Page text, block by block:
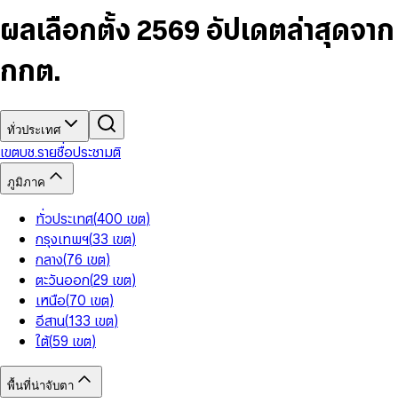
7
8
5
6
8
9
6
7
9
5
6
8
9
9
ผลเลือกตั้ง 2569 อัปเดตล่าสุดจาก
กกต.
ทั่วประเทศ
เขตบช.รายชื่อประชามติ
ภูมิภาค
ทั่วประเทศ(400 เขต)
กรุงเทพฯ(33 เขต)
กลาง(76 เขต)
ตะวันออก(29 เขต)
เหนือ(70 เขต)
อีสาน(133 เขต)
ใต้(59 เขต)
พื้นที่น่าจับตา